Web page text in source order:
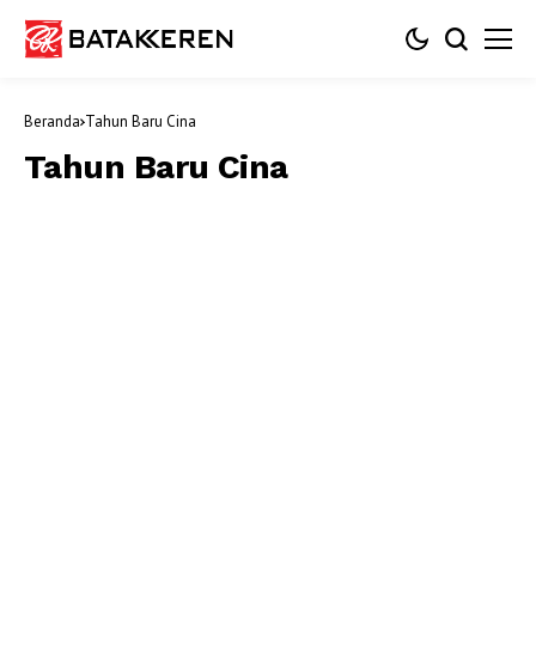
Beranda Tahun Baru Cina
Tahun Baru Cina